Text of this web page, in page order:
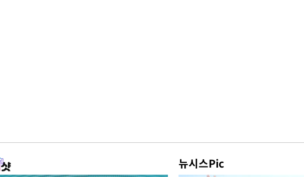
뉴시스Pic